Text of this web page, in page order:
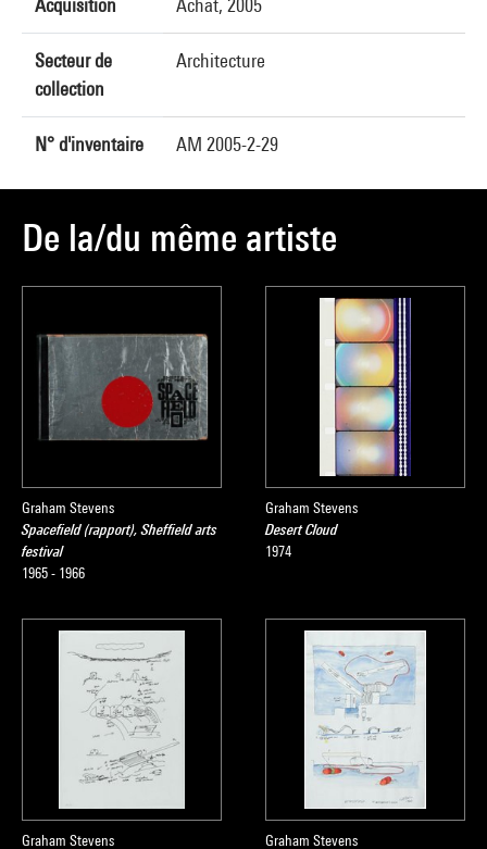
Acquisition Achat, 2005
Secteur de
collection
Architecture
N° d'inventaire AM 2005-2-29
De la/du même artiste
Graham Stevens
Spacefield (rapport), Sheffield arts
festival
1965 - 1966
Graham Stevens
Desert Cloud
1974
Graham Stevens
Graham Stevens